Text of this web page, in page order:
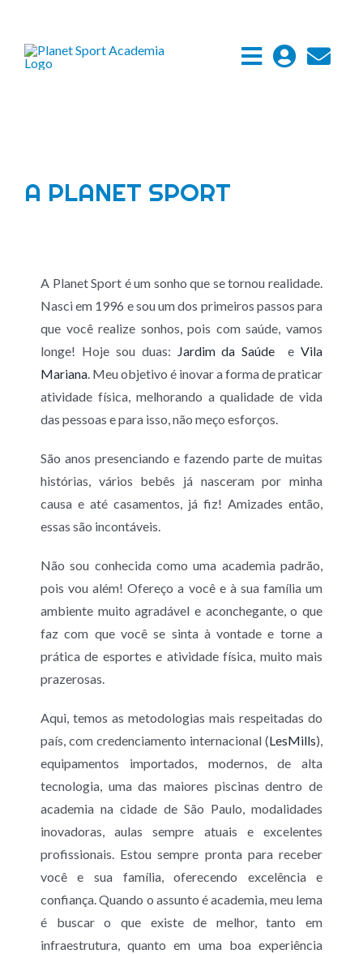
A PLANET SPORT
A Planet Sport é um sonho que se tornou realidade.
Nasci em 1996 e sou um dos primeiros passos para
que você realize sonhos, pois com saúde, vamos
longe! Hoje sou duas: Jardim da Saúde eVila
Mariana. Meu objetivo é inovar a forma de praticar
atividade física, melhorando a qualidade de vida
das pessoas e para isso, não meço esforços.
São anos presenciando e fazendo parte de muitas
histórias, vários bebês já nasceram por minha
causa e até casamentos, já fiz! Amizades então,
essas são incontáveis.
Não sou conhecida como uma academia padrão,
pois vou além! Ofereço a você e à sua família um
ambiente muito agradável e aconchegante, o que
faz com que você se sinta à vontade e torne a
prática de esportes e atividade física, muito mais
prazerosas.
Aqui, temos as metodologias mais respeitadas do
país, com credenciamento internacional (LesMills),
equipamentos importados, modernos, de alta
tecnologia, uma das maiores piscinas dentro de
academia na cidade de São Paulo, modalidades
inovadoras, aulas sempre atuais e excelentes
profissionais. Estou sempre pronta para receber
você e sua família, oferecendo excelência e
confiança. Quando o assunto é academia, meu lema
é buscar o que existe de melhor, tanto em
infraestrutura, quanto em uma boa experiência